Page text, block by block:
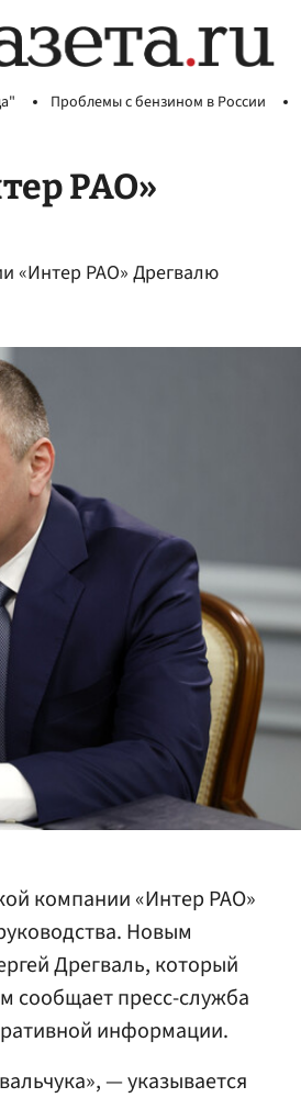
Проблемы с бензином в России
РАО»
«Интер РАО» Дрегвалю
компании «Интер РАО»
Новым
Дрегваль, который
сообщает пресс-служба
информации.
— указывается